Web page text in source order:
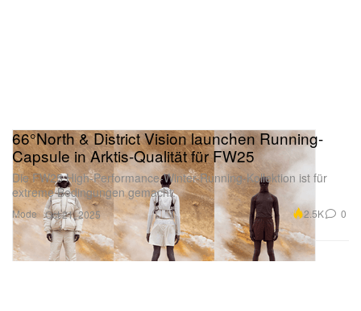
Mode
66°North & District Vision launchen Running-
Capsule in Arktis-Qualität für FW25
Die FW25 High-Performance-Winter-Running-Kollektion ist für
extreme Bedingungen gemacht.
Oct 21, 2025 2.5K 0